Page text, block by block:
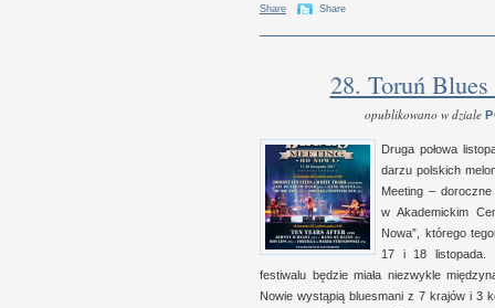
Share Share
28. Toruń
opublikowano w dziale
Druga połowa
darzu pol­skich
Meeting –
w Akademic­kim
Nowa”, którego
17 i 18 listopada.
festiwalu będzie miała nie­zwykle
Nowie wystąpią bluesmani z 7 krajów i 3